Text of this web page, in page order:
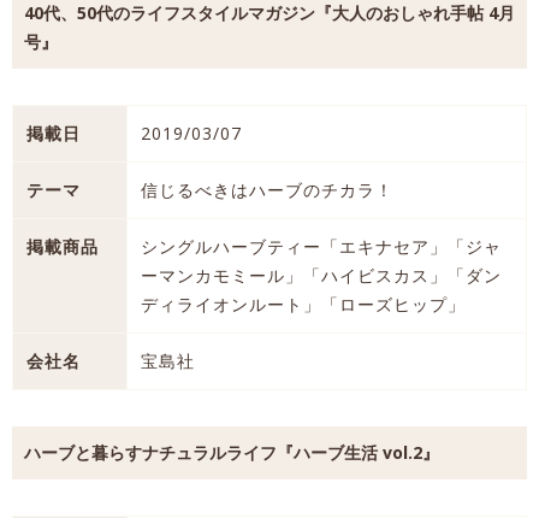
40代、50代のライフスタイルマガジン『大人のおしゃれ手帖 4月
号』
掲載日 2019/03/07
テーマ 信じるべきはハーブのチカラ！
掲載商品
シングルハーブティー「エキナセア」「ジャ
ーマンカモミール」「ハイビスカス」「ダン
ディライオンルート」「ローズヒップ」
会社名 宝島社
ハーブと暮らすナチュラルライフ『ハーブ生活 vol.2』